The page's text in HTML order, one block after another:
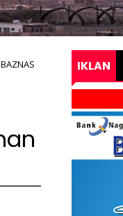
IKLAN